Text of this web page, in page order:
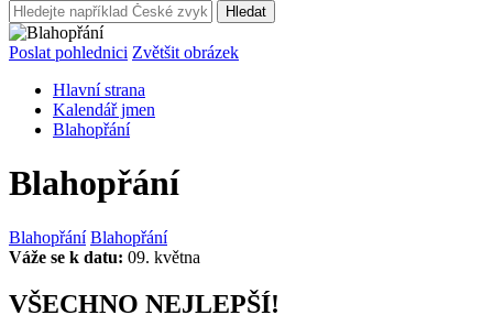
Hledat
Poslat pohlednici Zvětšit obrázek
Hlavní strana
Kalendář jmen
Blahopřání
Blahopřání
Blahopřání Blahopřání
Váže se k datu: 09. května
VŠECHNO NEJLEPŠÍ!